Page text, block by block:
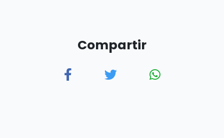
Compartir